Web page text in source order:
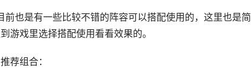
也是有一些比较不错的阵容可以搭配使用的，这里也是简
游戏里选择搭配使用看看效果的。
组合：